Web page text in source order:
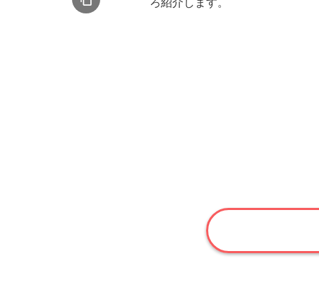
ろ紹介します。